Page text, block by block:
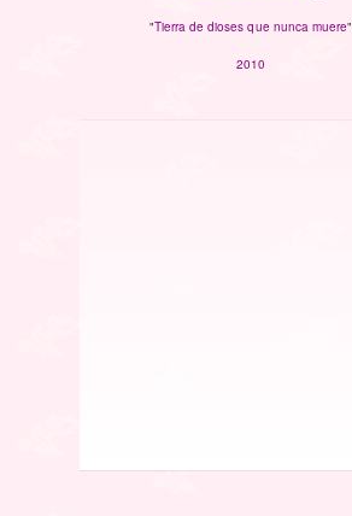
"Tierra de dioses que nunca muere"
2010